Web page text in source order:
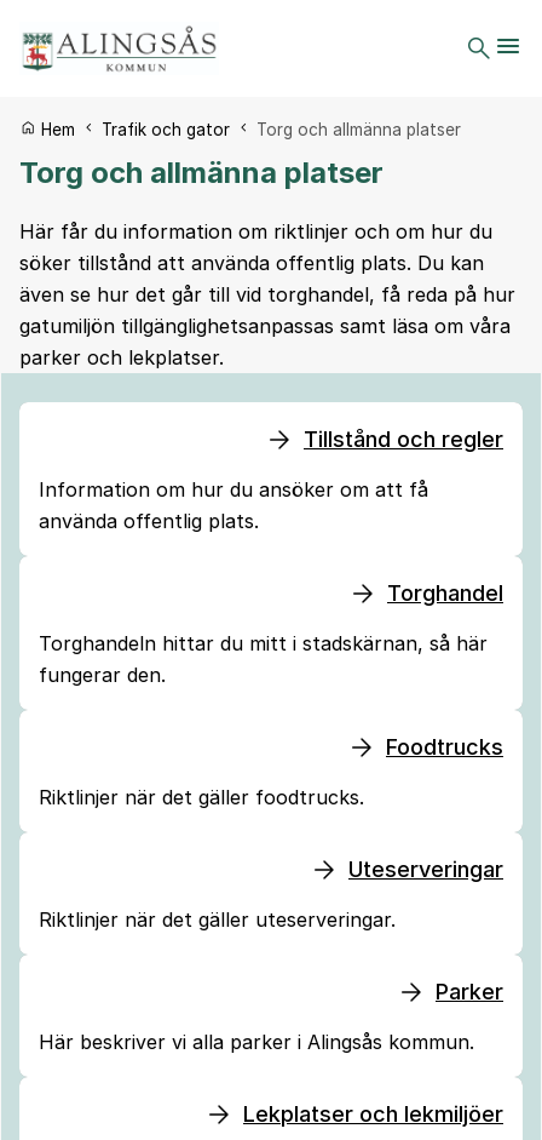
Du är här:
Hem Trafik och gator Torg och allmänna platser
Torg och allmänna platser
Här får du information om riktlinjer och om hur du
söker tillstånd att använda offentlig plats. Du kan
även se hur det går till vid torghandel, få reda på hur
gatumiljön tillgänglighetsanpassas samt läsa om våra
parker och lekplatser.
Tillstånd och regler
Information om hur du ansöker om att få
använda offentlig plats.
Torghandel
Torghandeln hittar du mitt i stadskärnan, så här
fungerar den.
Foodtrucks
Riktlinjer när det gäller foodtrucks.
Uteserveringar
Riktlinjer när det gäller uteserveringar.
Parker
Här beskriver vi alla parker i Alingsås kommun.
Lekplatser och lekmiljöer